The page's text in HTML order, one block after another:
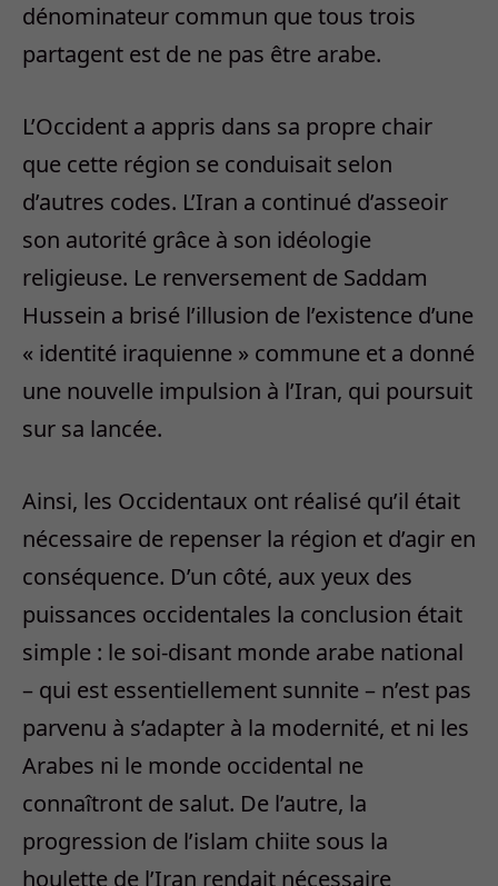
dénominateur commun que tous trois
partagent est de ne pas être arabe.
L’Occident a appris dans sa propre chair
que cette région se conduisait selon
d’autres codes. L’Iran a continué d’asseoir
son autorité grâce à son idéologie
religieuse. Le renversement de Saddam
Hussein a brisé l’illusion de l’existence d’une
« identité iraquienne » commune et a donné
une nouvelle impulsion à l’Iran, qui poursuit
sur sa lancée.
Ainsi, les Occidentaux ont réalisé qu’il était
nécessaire de repenser la région et d’agir en
conséquence. D’un côté, aux yeux des
puissances occidentales la conclusion était
simple : le soi-disant monde arabe national
– qui est essentiellement sunnite – n’est pas
parvenu à s’adapter à la modernité, et ni les
Arabes ni le monde occidental ne
connaîtront de salut. De l’autre, la
progression de l’islam chiite sous la
houlette de l’Iran rendait nécessaire